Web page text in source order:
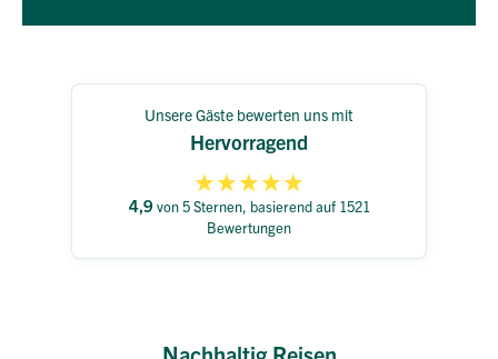
Unsere Gäste bewerten uns mit
Hervorragend
★★★★★
4,9von 5 Sternen, basierend auf 1521
Bewertungen